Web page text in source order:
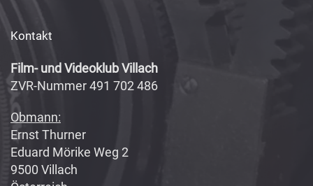
Kontakt
Film- und Videoklub Villach
ZVR-Nummer 491 702 486
Obmann:
Ernst Thurner
Eduard Mörike Weg 2
9500 Villach